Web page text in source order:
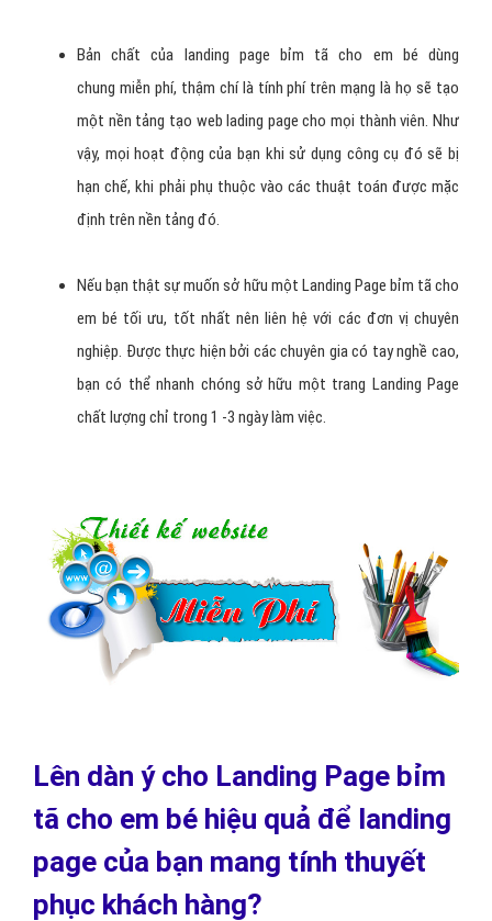
Bản chất của landing page bỉm tã cho em bé dùng
chung miễn phí, thậm chí là tính phí trên mạng là họ sẽ tạo
một nền tảng tạo web lading page cho mọi thành viên. Như
vậy, mọi hoạt động của bạn khi sử dụng công cụ đó sẽ bị
hạn chế, khi phải phụ thuộc vào các thuật toán được mặc
định trên nền tảng đó.
Nếu bạn thật sự muốn sở hữu một Landing Page bỉm tã cho
em bé tối ưu, tốt nhất nên liên hệ với các đơn vị chuyên
nghiệp. Được thực hiện bởi các chuyên gia có tay nghề cao,
bạn có thể nhanh chóng sở hữu một trang Landing Page
chất lượng chỉ trong 1 -3 ngày làm việc.
Lên dàn ý cho Landing Page bỉm
tã cho em bé hiệu quả để landing
page của bạn mang tính thuyết
phục khách hàng?